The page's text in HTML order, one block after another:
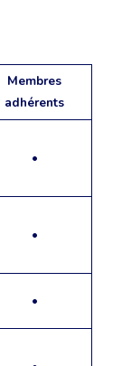
Membres
adhérents
•
•
•